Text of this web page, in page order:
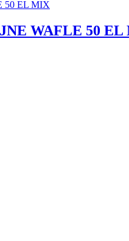
WAFLE 50 EL